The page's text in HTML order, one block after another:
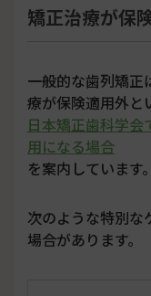
矯正治療が保
一般的な歯列矯正
療が保険適用外と
日本矯正歯科学会
用になる場合
を案内しています。
次のような特別な
場合があります。